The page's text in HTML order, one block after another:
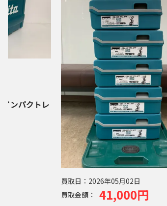
ンパクトレ
買取日： 2026年05月02日
買取金額：
41,000円